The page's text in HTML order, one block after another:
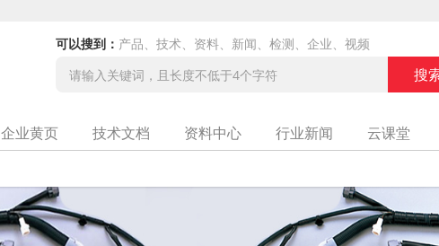
可以搜到： 产品、技术、资料、新闻、检测、企业、视频
企业黄页 技术文档 资料中心 行业新闻 云课堂